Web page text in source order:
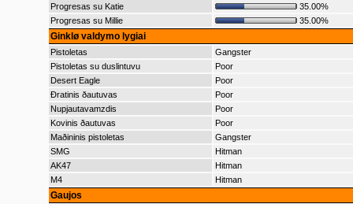
Progresas su Katie
35.00%
Progresas su Millie
35.00%
Ginklø valdymo lygiai
Pistoletas
Gangster
Pistoletas su duslintuvu
Poor
Desert Eagle
Poor
Ðratinis ðautuvas
Poor
Nupjautavamzdis
Poor
Kovinis ðautuvas
Poor
Maðininis pistoletas
Gangster
SMG
Hitman
AK47
Hitman
M4
Hitman
Gaujos